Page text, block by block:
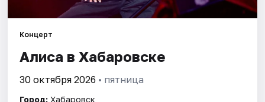
Площадки
Артисты
Рейтинги
Концерт
Алиса в Хабаровске
30 октября 2026 • пятница
Город: Хабаровск